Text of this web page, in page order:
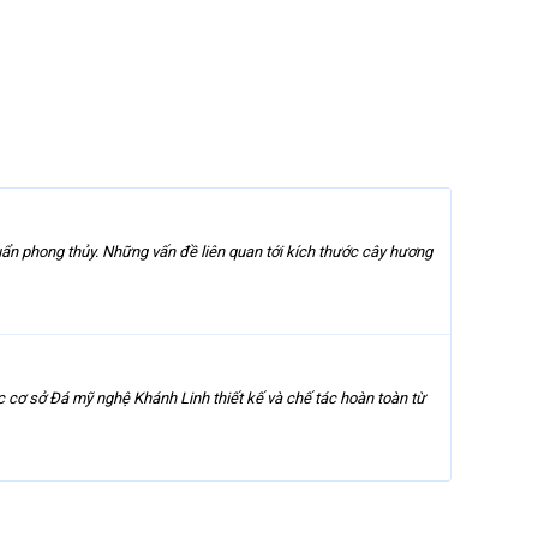
phong thủy. Những vấn đề liên quan tới kích thước cây hương
sở Đá mỹ nghệ Khánh Linh thiết kế và chế tác hoàn toàn từ